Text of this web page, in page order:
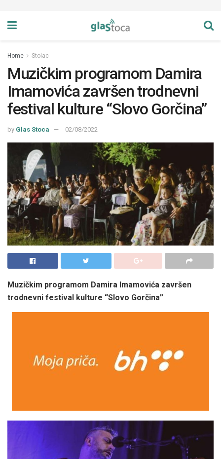
Home Stolac
Muzičkim programom Damira
Imamovića završen trodnevni
festival kulture “Slovo Gorčina”
by Glas Stoca 02/08/2022
Muzičkim programom Damira Imamovića završen
trodnevni festival kulture “Slovo Gorčina”